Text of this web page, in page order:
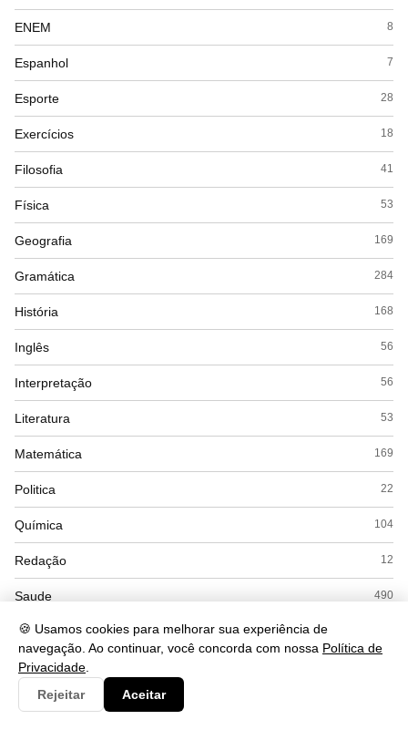
🍪 Usamos cookies para melhorar sua experiência de
navegação. Ao continuar, você concorda com nossa Política de
Privacidade
Rejeitar
Aceitar
ENEM 8
Espanhol 7
Esporte 28
Exercícios 18
Filosofia 41
Física 53
Geografia 169
Gramática 284
História 168
Inglês 56
Interpretação 56
Literatura 53
Matemática 169
Politica 22
Química 104
Redação 12
Saude 490
Seguranca
Simulados
Sociologia